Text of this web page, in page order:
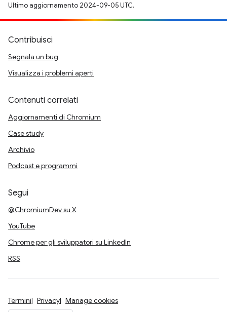
Ultimo aggiornamento 2024-09-05 UTC.
Contribuisci
Segnala un bug
Visualizza i problemi aperti
Contenuti correlati
Aggiornamenti di Chromium
Case study
Archivio
Podcast e programmi
Segui
@ChromiumDev su X
YouTube
Chrome per gli sviluppatori su LinkedIn
RSS
Termini Privacy Manage cookies